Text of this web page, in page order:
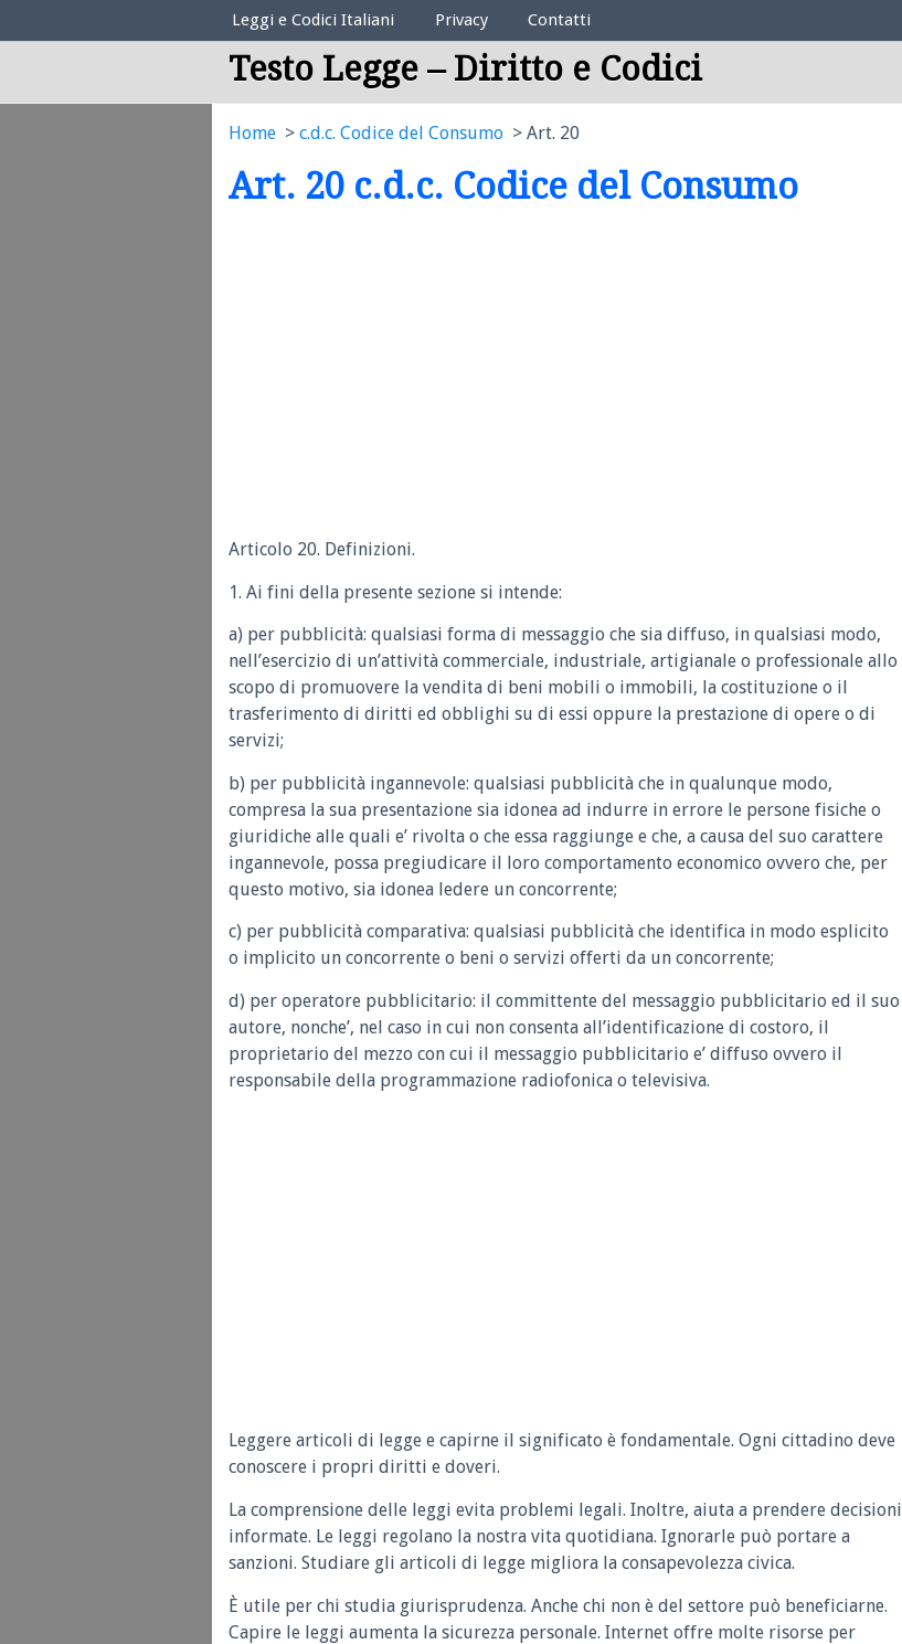
Elenco Codici Legali
Leggi e Codici Italiani Privacy Contatti
Testo Legge – Diritto e Codici
Home c.d.c. Codice del Consumo Art. 20
Art. 20 c.d.c. Codice del Consumo
Articolo 20. Definizioni.
1. Ai fini della presente sezione si intende:
a) per pubblicità: qualsiasi forma di messaggio che sia diffuso, in qualsiasi modo,
nell’esercizio di un’attività commerciale, industriale, artigianale o professionale allo
scopo di promuovere la vendita di beni mobili o immobili, la costituzione o il
trasferimento di diritti ed obblighi su di essi oppure la prestazione di opere o di
servizi;
b) per pubblicità ingannevole: qualsiasi pubblicità che in qualunque modo,
compresa la sua presentazione sia idonea ad indurre in errore le persone fisiche o
giuridiche alle quali e’ rivolta o che essa raggiunge e che, a causa del suo carattere
ingannevole, possa pregiudicare il loro comportamento economico ovvero che, per
questo motivo, sia idonea ledere un concorrente;
c) per pubblicità comparativa: qualsiasi pubblicità che identifica in modo esplicito
o implicito un concorrente o beni o servizi offerti da un concorrente;
d) per operatore pubblicitario: il committente del messaggio pubblicitario ed il suo
autore, nonche’, nel caso in cui non consenta all’identificazione di costoro, il
proprietario del mezzo con cui il messaggio pubblicitario e’ diffuso ovvero il
responsabile della programmazione radiofonica o televisiva.
Leggere articoli di legge e capirne il significato è fondamentale. Ogni cittadino deve
conoscere i propri diritti e doveri.
La comprensione delle leggi evita problemi legali. Inoltre, aiuta a prendere decisioni
informate. Le leggi regolano la nostra vita quotidiana. Ignorarle può portare a
sanzioni. Studiare gli articoli di legge migliora la consapevolezza civica.
È utile per chi studia giurisprudenza. Anche chi non è del settore può beneficiarne.
Capire le leggi aumenta la sicurezza personale. Internet offre molte risorse per